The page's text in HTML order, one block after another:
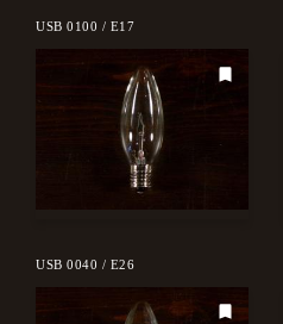
USB 0100 / E17
USB 0040 / E26